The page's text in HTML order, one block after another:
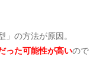
」の方法が原因。
った可能性が高いので